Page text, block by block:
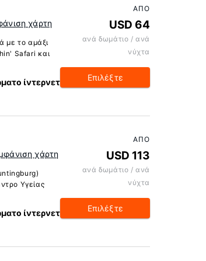
χάρτη
με το αμάξι
Safari και
ίντερνετ
ΑΠΌ
USD 64
ανά δωμάτιο / ανά
νύχτα
Επιλέξτε
χάρτη
Υγείας
ίντερνετ
ΑΠΌ
USD 113
ανά δωμάτιο / ανά
νύχτα
Επιλέξτε